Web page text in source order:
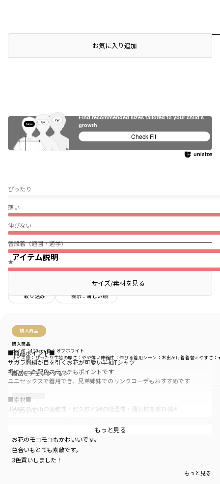
ぴったり
薄い
伸びない
普段着（通園・通学）
★
絞り込み 表示：新しい順
購入商品
購入商品
サイズ感 ：ぴったり生地の厚さ ：やや薄い伸縮性 ：伸びる着用シーン ：お出かけ着着替えやすさ
サイズ：120cm色：オフホワイト
商品をチェックする＞
かわいい！
男の子も女の子も着られるデザインで
お花のモコモコもかわいいです。
色合いもとても素敵です。
3色買いしました！
もっと見る…
店頭在庫を確認するお気に入り追加
アイテム説明
サイズ/素材を見る
■商品ポイント■
サガラ刺繍が目を引くお花が可愛い半袖Tシャツ
裾に入った配色ステッチもポイントです
ユニセックスで着用でき、兄弟姉妹でのリンクコーデもおすすめです
■素材■
ポリエステルの速乾性・耐久性と綿の吸湿性・通気性を兼ね備え
■ブランドコンセプト■
aBity select.（アビティセレクト）は
もっと見る
Find recommended sizes tailored to your child's
growth
Check Fit